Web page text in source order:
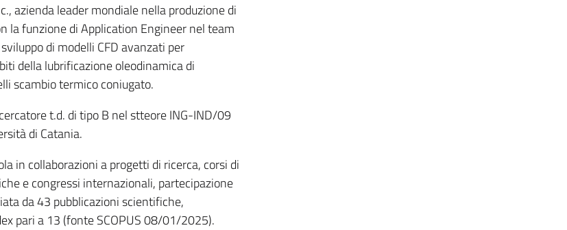
azienda leader mondiale nella produzione di
la funzione di Application Engineer nel team
di modelli CFD avanzati per
della lubrificazione oleodinamica di
scambio termico coniugato.
t.d. di tipo B nel stteore ING-IND/09
di Catania.
in collaborazioni a progetti di ricerca, corsi di
e congressi internazionali, partecipazione
da 43 pubblicazioni scientifiche,
pari a 13 (fonte SCOPUS 08/01/2025).